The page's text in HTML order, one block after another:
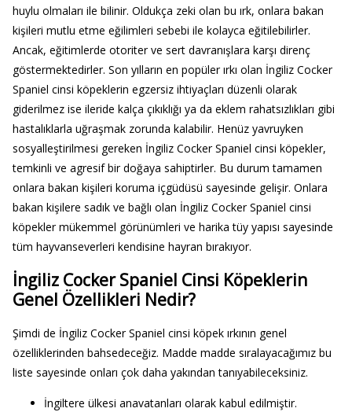
huylu olmaları ile bilinir. Oldukça zeki olan bu ırk, onlara bakan
kişileri mutlu etme eğilimleri sebebi ile kolayca eğitilebilirler.
Ancak, eğitimlerde otoriter ve sert davranışlara karşı direnç
göstermektedirler. Son yılların en popüler ırkı olan İngiliz Cocker
Spaniel cinsi köpeklerin egzersiz ihtiyaçları düzenli olarak
giderilmez ise ileride kalça çıkıklığı ya da eklem rahatsızlıkları gibi
hastalıklarla uğraşmak zorunda kalabilir. Henüz yavruyken
sosyalleştirilmesi gereken İngiliz Cocker Spaniel cinsi köpekler,
temkinli ve agresif bir doğaya sahiptirler. Bu durum tamamen
onlara bakan kişileri koruma içgüdüsü sayesinde gelişir. Onlara
bakan kişilere sadık ve bağlı olan İngiliz Cocker Spaniel cinsi
köpekler mükemmel görünümleri ve harika tüy yapısı sayesinde
tüm hayvanseverleri kendisine hayran bırakıyor.
İngiliz Cocker Spaniel Cinsi Köpeklerin
Genel Özellikleri Nedir?
Şimdi de İngiliz Cocker Spaniel cinsi köpek ırkının genel
özelliklerinden bahsedeceğiz. Madde madde sıralayacağımız bu
liste sayesinde onları çok daha yakından tanıyabileceksiniz.
İngiltere ülkesi anavatanları olarak kabul edilmiştir.